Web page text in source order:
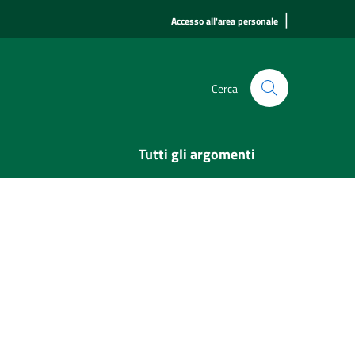
Accesso all'area personale |
Cerca
Tutti gli argomenti